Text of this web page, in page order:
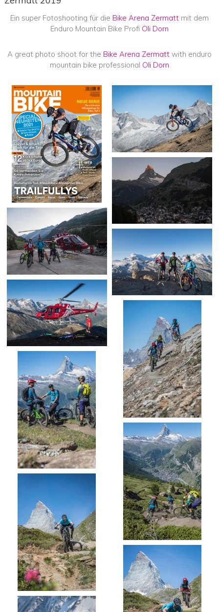
Ein super Fotoshooting für die Bike Arena Zermatt mit dem
Enduro Mountain Bike Profi Oli Dorn
A great photo shoot for the Bike Arena Zermatt with enduro
mountain bike professional Oli Dorn